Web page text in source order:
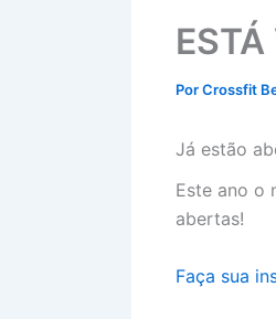
PorCrossfit
Já estão
Este ano o
abertas!
Faça sua